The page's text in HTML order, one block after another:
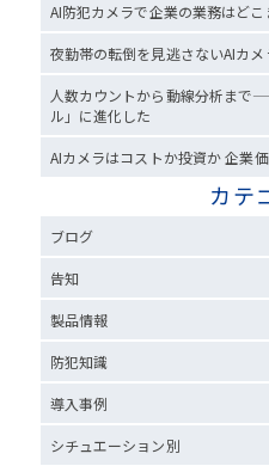
AI防犯カメラで企業の業務はど
夜勤帯の転倒を見逃さないAIカ
人数カウントから動線分析まで
ル」に進化した
AIカメラはコストか投資か 企業
カテ
ブログ
告知
製品情報
防犯知識
導入事例
シチュエーション別